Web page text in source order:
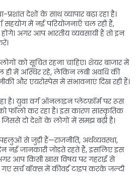
देशों के साथ व्यापार बढ़ा रहा है।
में नई परियोजनाएँ चल रही हैं,
अगर आप भारतीय व्यवसायी हैं तो इन
को सूचित रहना चाहिए। शेयर बाजार में
ही में अस्थिर रहे, लेकिन लंबी अवधि की
और एयरोस्पेस में संभावनाएं दिख रही हैं।
है। युवा वर्ग ऑनलाइन प्लेटफ़ॉर्म पर रूस
कर रहा है। इस कारण सांस्कृतिक
जिससे दो देशों के लोगों में समझ बढ़ी है।
से जुड़ी हैं—राजनीति, अर्थव्यवस्था,
नई जानकारी जोड़ते रहते हैं, इसलिए इस
आप किसी खास विषय पर गहराई से
गए सर्च बॉक्स में कीवर्ड टाइप करके जल्दी